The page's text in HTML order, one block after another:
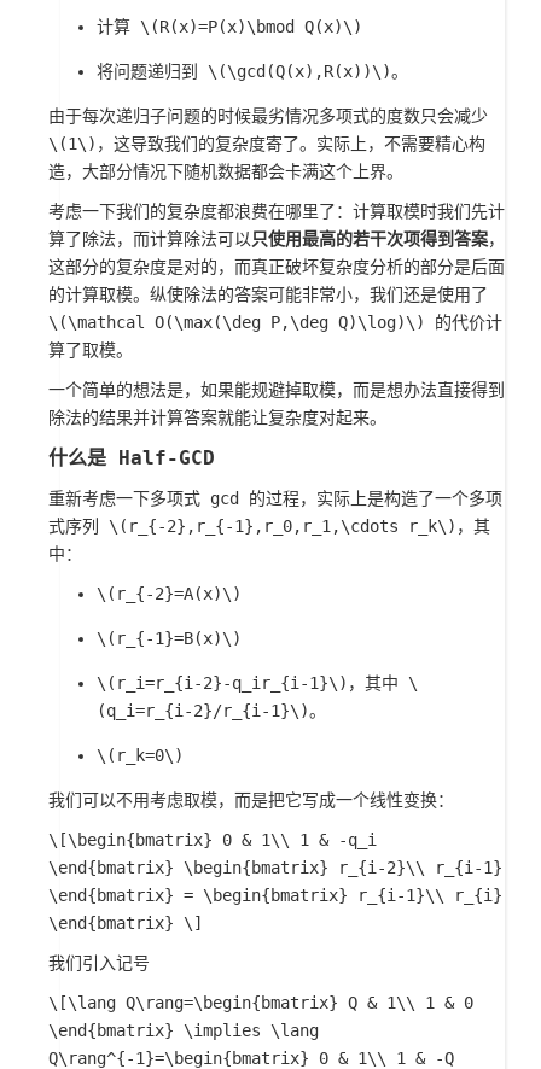
计算 \(R(x)=P(x)\bmod Q(x)\)
将问题递归到 \(\gcd(Q(x),R(x))\)。
由于每次递归子问题的时候最劣情况多项式的度数只会减少
\(1\) ，这导致我们的复杂度寄了。实际上，不需要精心构
造，大部分情况下随机数据都会卡满这个上界。
考虑一下我们的复杂度都浪费在哪里了：计算取模时我们先计
算了除法，而计算除法可以 只使用最高的若干次项得到答案，
这部分的复杂度是对的，而真正破坏复杂度分析的部分是后面
的计算取模。纵使除法的答案可能非常小，我们还是使用了
\(\mathcal O(\max(\deg P,\deg Q)\log)\)
的代价计
算了取模。
一个简单的想法是，如果能规避掉取模，而是想办法直接得到
除法的结果并计算答案就能让复杂度对起来。
什么是 Half-GCD
重新考虑一下多项式 gcd 的过程，实际上是构造了一个多项
式序列 \(r_{-2},r_{-1},r_0,r_1,\cdots r_k\) ，其
中：
\(r_{-2}=A(x)\)
\(r_{-1}=B(x)\)
\(r_i=r_{i-2}-q_ir_{i-1}\) ，其中 \
(q_i=r_{i-2}/r_{i-1}\)。
\(r_k=0\)
我们可以不用考虑取模，而是把它写成一个线性变换：
\[\begin{bmatrix} 0 & 1\\ 1 & -q_i
\end{bmatrix} \begin{bmatrix} r_{i-2}\\ r_{i-1}
\end{bmatrix} = \begin{bmatrix} r_{i-1}\\ r_{i}
\end{bmatrix} \]
我们引入记号
\[\lang Q\rang=\begin{bmatrix} Q & 1\\ 1 & 0
\end{bmatrix} \implies \lang
Q\rang^{-1}=\begin{bmatrix} 0 & 1\\ 1 & -Q